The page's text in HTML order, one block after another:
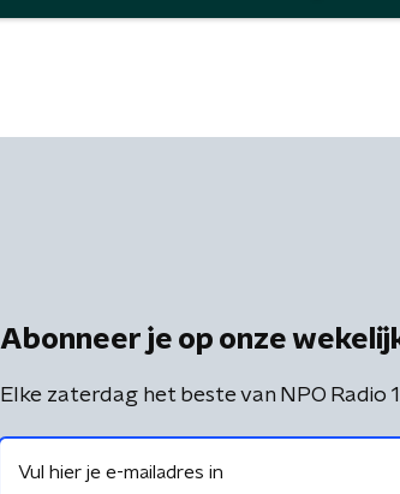
Abonneer je op onze
Elke zaterdag het beste van NPO Radio